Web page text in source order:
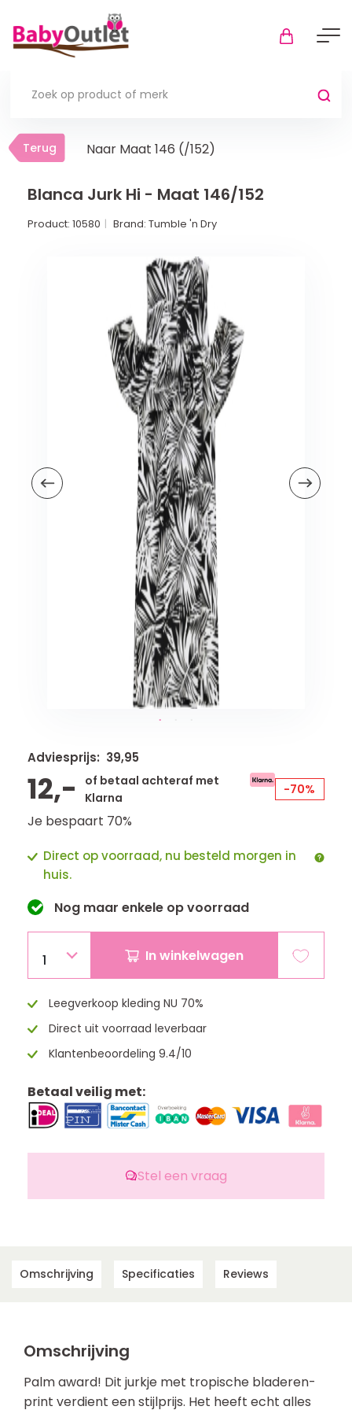
Terug
Thuis
In de box
Boxmatrassen en hoeslakens
Veiligheid in en om huis
Veiligheid buiten de deur
Meer
Schommelstoelen en wipstoeltjes
Terug Naar Maat 146 (/152)
Blanca Jurk Hi - Maat 146/152
Product: 10580 Brand: Tumble 'n Dry
Adviesprijs: 39,95
12,-
of betaal achteraf met
Klarna
-70%
Je bespaart 70%
Direct op voorraad, nu besteld morgen in
huis.
Nog maar enkele op voorraad
1 In winkelwagen
Leegverkoop kleding NU 70%
Direct uit voorraad leverbaar
Klantenbeoordeling 9.4/10
Betaal veilig met:
Stel een vraag
Omschrijving Specificaties Reviews
Omschrijving
Palm award! Dit jurkje met tropische bladeren-
print verdient een stijlprijs. Het heeft echt alles